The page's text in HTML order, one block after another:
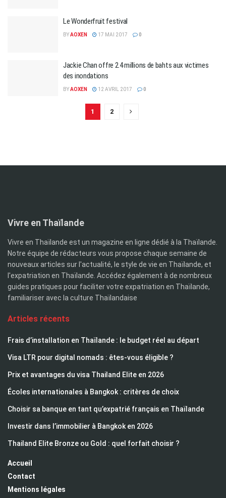
Le Wonderfruit festival
BYAOXEN 17 MAI 2017 0
Jackie Chan offre 2.4 millions de bahts aux victimes
des inondations
BYAOXEN 12 AVRIL 2017 0
1 2
Vivre en Thaïlande
Vivre en Thaïlande est un magazine en ligne dédié à la Thaïlande.
Notre équipe de rédacteurs vous propose chaque semaine de
nouveaux articles sur l'actualité, le style de vie en Thaïlande, et
l'expatriation en Thaïlande. Accédez également à de nombreux
guides pratiques pour faciliter votre expatriation en Thaïlande,
familiariser avec la culture Thaïlandaise
Articles récents
Frais d’installation en Thaïlande : le budget réel au départ
Visa LTR pour digital nomads : êtes-vous éligible ?
Prix et avantages du visa Thailand Elite en 2026
Écoles internationales à Bangkok : critères de choix
Choisir sa banque en tant qu’expatrié français en Thaïlande
Investir dans l’immobilier à Bangkok en 2026
Thailand Elite Bronze ou Gold : quel forfait choisir ?
Accueil
Contact
Mentions légales